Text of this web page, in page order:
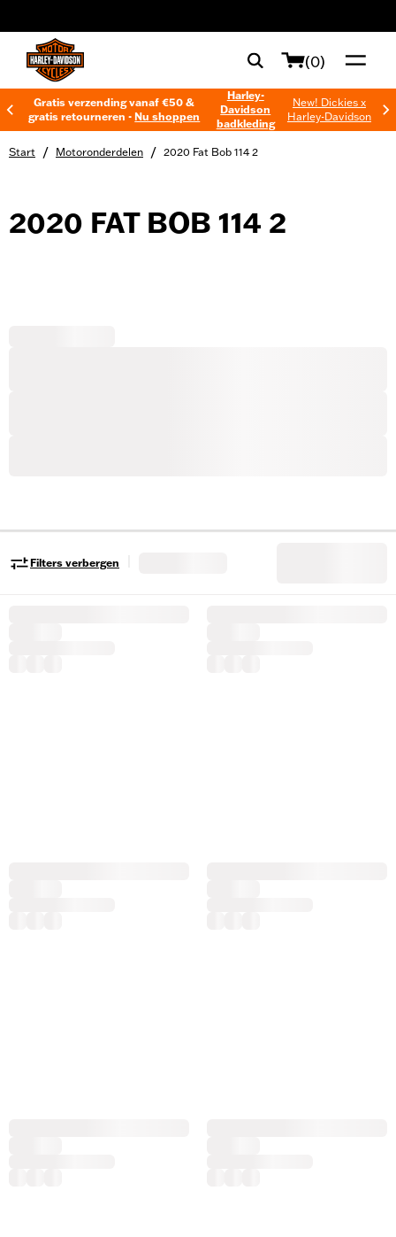
(0)
Gratis verzending vanaf €50 &
gratis retourneren -Nu shoppen
Harley-
Davidson
badkleding
New! Dickies x
Harley-Davidson
Start / Motoronderdelen / 2020 Fat Bob 114 2
2020 FAT BOB 114 2
Filters verbergen